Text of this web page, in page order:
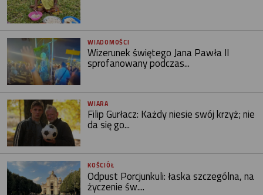
WIADOMOŚCI
Wizerunek świętego Jana Pawła II
sprofanowany podczas...
WIARA
Filip Gurłacz: Każdy niesie swój krzyż; nie
da się go...
KOŚCIÓŁ
Odpust Porcjunkuli: łaska szczególna, na
życzenie św....